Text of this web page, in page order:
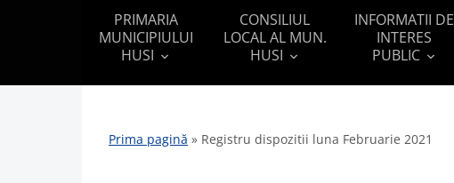
PRIMARIA
MUNICIPIULUI
HUSI
CONSILIUL
LOCAL AL MUN.
HUSI
INFORMATII DE
INTERES
PUBLIC
Prima pagină » Registru dispozitii luna Februarie 2021